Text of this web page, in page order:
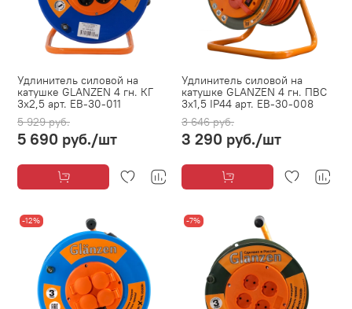
Удлинитель силовой на
катушке GLANZEN 4 гн. КГ
3х2,5 арт. EB-30-011
5 929 руб.
5 690 руб./шт
Удлинитель силовой на
катушке GLANZEN 4 гн. ПВС
3х1,5 IP44 арт. EB-30-008
3 646 руб.
3 290 руб./шт
-12% -7%